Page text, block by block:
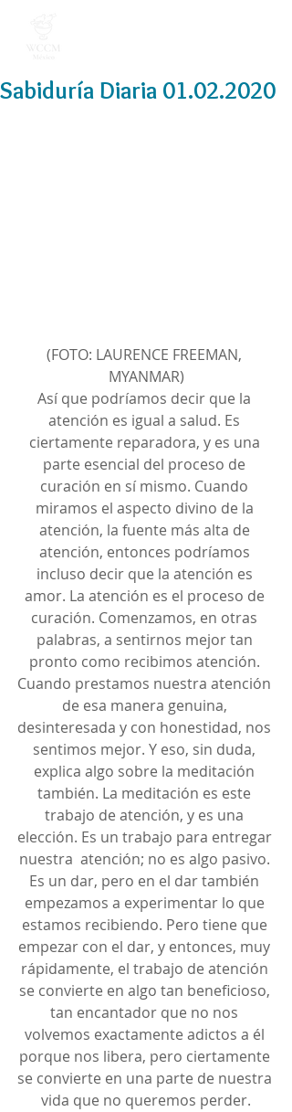
Sabiduría Diaria 01.02.2020
(FOTO: LAURENCE FREEMAN,
MYANMAR)
Así que podríamos decir que la
atención es igual a salud. Es
ciertamente reparadora, y es una
parte esencial del proceso de
curación en sí mismo. Cuando
miramos el aspecto divino de la
atención, la fuente más alta de
atención, entonces podríamos
incluso decir que la atención es
amor. La atención es el proceso de
curación. Comenzamos, en otras
palabras, a sentirnos mejor tan
pronto como recibimos atención.
Cuando prestamos nuestra atención
de esa manera genuina,
desinteresada y con honestidad, nos
sentimos mejor. Y eso, sin duda,
explica algo sobre la meditación
también. La meditación es este
trabajo de atención, y es una
elección. Es un trabajo para entregar
nuestra  atención; no es algo pasivo.
Es un dar, pero en el dar también
empezamos a experimentar lo que
estamos recibiendo. Pero tiene que
empezar con el dar, y entonces, muy
rápidamente, el trabajo de atención
se convierte en algo tan beneficioso,
tan encantador que no nos
volvemos exactamente adictos a él
porque nos libera, pero ciertamente
se convierte en una parte de nuestra
vida que no queremos perder.